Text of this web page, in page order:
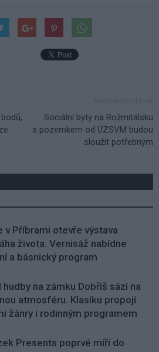
Sociální byty na Rožmitálsku
s pozemkem od ÚZSVM budou
sloužit potřebným
v Příbrami otevře výstava
života. Vernisáž nabídne
a básnický program
hudby na zámku Dobříš sází na
atmosféru. Klasiku propojí
žánry i rodinným programem
Presents poprvé míří do